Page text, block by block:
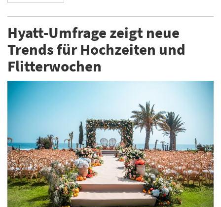
Hyatt-Umfrage zeigt neue
Trends für Hochzeiten und
Flitterwochen